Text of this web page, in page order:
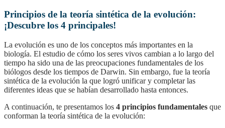
Principios de la teoría sintética de la evolución:
¡Descubre los 4 principales!
La evolución es uno de los conceptos más importantes en la
biología. El estudio de cómo los seres vivos cambian a lo largo del
tiempo ha sido una de las preocupaciones fundamentales de los
biólogos desde los tiempos de Darwin. Sin embargo, fue la teoría
sintética de la evolución la que logró unificar y completar las
diferentes ideas que se habían desarrollado hasta entonces.
A continuación, te presentamos los 4 principios fundamentales que
conforman la teoría sintética de la evolución: